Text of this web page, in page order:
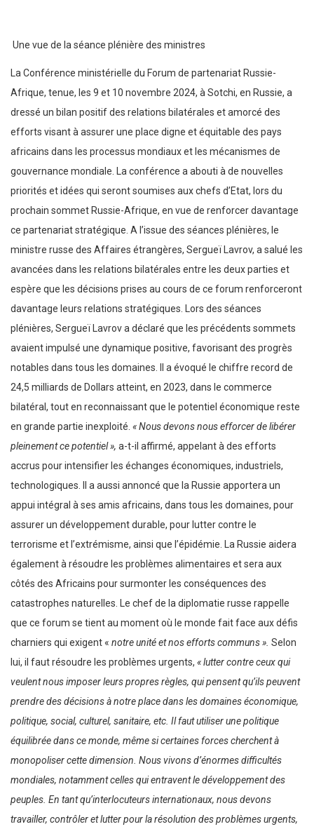
Une vue de la séance plénière des ministres
La Conférence ministérielle du Forum de partenariat Russie-
Afrique, tenue, les 9 et 10 novembre 2024, à Sotchi, en Russie, a
dressé un bilan positif des relations bilatérales et amorcé des
efforts visant à assurer une place digne et équitable des pays
africains dans les processus mondiaux et les mécanismes de
gouvernance mondiale. La conférence a abouti à de nouvelles
priorités et idées qui seront soumises aux chefs d’Etat, lors du
prochain sommet Russie-Afrique, en vue de renforcer davantage
ce partenariat stratégique. A l’issue des séances plénières, le
ministre russe des Affaires étrangères, Sergueï Lavrov, a salué les
avancées dans les relations bilatérales entre les deux parties et
espère que les décisions prises au cours de ce forum renforceront
davantage leurs relations stratégiques. Lors des séances
plénières, Sergueï Lavrov a déclaré que les précédents sommets
avaient impulsé une dynamique positive, favorisant des progrès
notables dans tous les domaines. Il a évoqué le chiffre record de
24,5 milliards de Dollars atteint, en 2023, dans le commerce
bilatéral, tout en reconnaissant que le potentiel économique reste
en grande partie inexploité. « Nous devons nous efforcer de libérer
pleinement ce potentiel », a-t-il affirmé, appelant à des efforts
accrus pour intensifier les échanges économiques, industriels,
technologiques. Il a aussi annoncé que la Russie apportera un
appui intégral à ses amis africains, dans tous les domaines, pour
assurer un développement durable, pour lutter contre le
terrorisme et l’extrémisme, ainsi que l’épidémie. La Russie aidera
également à résoudre les problèmes alimentaires et sera aux
côtés des Africains pour surmonter les conséquences des
catastrophes naturelles. Le chef de la diplomatie russe rappelle
que ce forum se tient au moment où le monde fait face aux défis
charniers qui exigent « notre unité et nos efforts communs ». Selon
lui, il faut résoudre les problèmes urgents, « lutter contre ceux qui
veulent nous imposer leurs propres règles, qui pensent qu’ils peuvent
prendre des décisions à notre place dans les domaines économique,
politique, social, culturel, sanitaire, etc. Il faut utiliser une politique
équilibrée dans ce monde, même si certaines forces cherchent à
monopoliser cette dimension. Nous vivons d’énormes difficultés
mondiales, notamment celles qui entravent le développement des
peuples. En tant qu’interlocuteurs internationaux, nous devons
travailler, contrôler et lutter pour la résolution des problèmes urgents,